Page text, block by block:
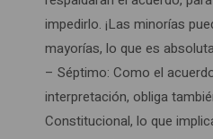
impedirlo. ¡Las minorías
mayorías, lo que es
– Séptimo: Como el
interpretación, obliga
Constitucional, lo que